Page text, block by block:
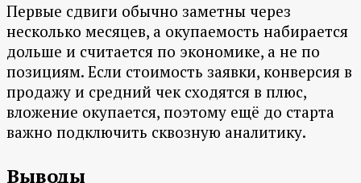
Первые сдвиги обычно заметны через
несколько месяцев, а окупаемость набирается
дольше и считается по экономике, а не по
позициям. Если стоимость заявки, конверсия в
продажу и средний чек сходятся в плюс,
вложение окупается, поэтому ещё до старта
важно подключить сквозную аналитику.
Выводы